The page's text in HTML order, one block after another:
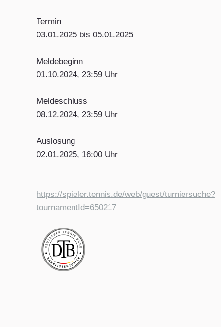
Termin
03.01.2025 bis 05.01.2025
Meldebeginn
01.10.2024, 23:59 Uhr
Meldeschluss
08.12.2024, 23:59 Uhr
Auslosung
02.01.2025, 16:00 Uhr
https://spieler.tennis.de/web/guest/turniersuche?
tournamentId=650217